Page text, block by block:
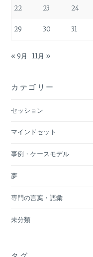
22 23 24
29 30 31
« 9月 11月 »
カテゴリー
セッション
マインドセット
事例・ケースモデル
夢
専門の言葉・語彙
未分類